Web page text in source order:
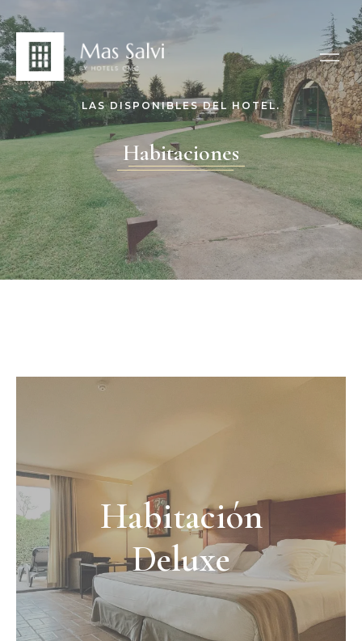
LAS DISPONIBLES DEL HOTEL.
Habitaciones
Habitación
Deluxe